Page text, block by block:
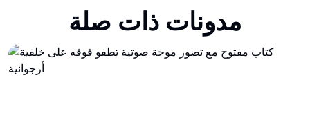
مدونات ذات صلة